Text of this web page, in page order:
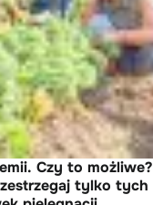
Czy to możliwe?
tylko tych